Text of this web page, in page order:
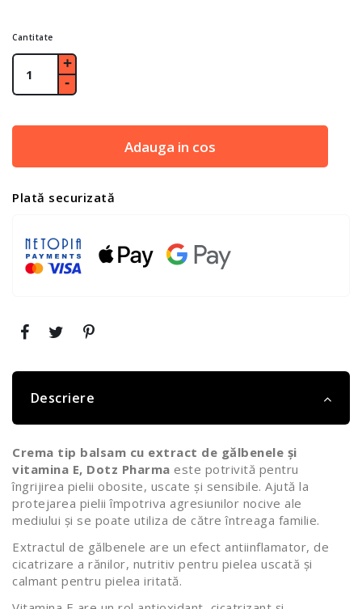
Cantitate
Adauga in cos
Plată securizată
Descriere
Crema tip balsam cu extract de gălbenele și
vitamina E, Dotz Pharma este potrivită pentru
îngrijirea pielii obosite, uscate și sensibile. Ajută la
protejarea pielii împotriva agresiunilor nocive ale
mediului și se poate utiliza de către întreaga familie.
Extractul de gălbenele are un efect antiinflamator, de
cicatrizare a rănilor, nutritiv pentru pielea uscată și
calmant pentru pielea iritată.